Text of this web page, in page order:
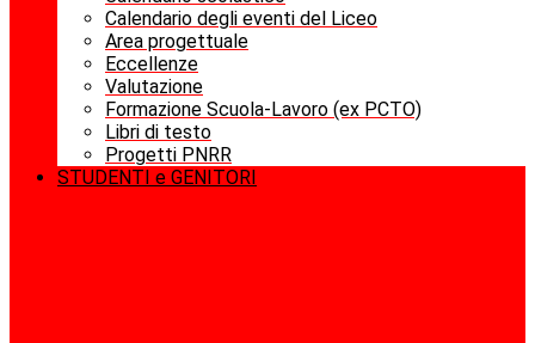
Calendario degli eventi del Liceo
Area progettuale
Eccellenze
Valutazione
Formazione Scuola-Lavoro (ex PCTO)
Libri di testo
Progetti PNRR
STUDENTI e GENITORI